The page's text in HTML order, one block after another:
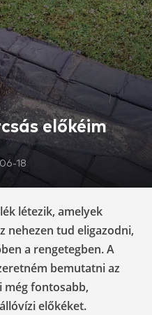
előkéim
18
létezik, amelyek
nehezen tud eligazodni,
a rengetegben. A
bemutatni az
még fontosabb,
előkéket.